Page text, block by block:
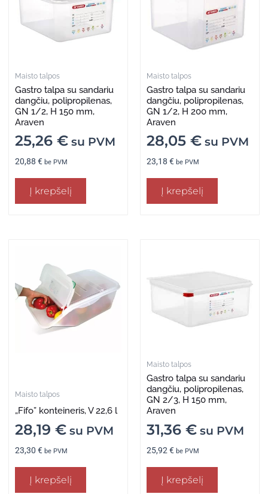
Maisto talpos
Gastro talpa su sandariu
dangčiu, polipropilenas,
GN 1/2, H 150 mm,
Araven
25,26 € su PVM
20,88 € be PVM
Į krepšelį
Maisto talpos
Gastro talpa su sandariu
dangčiu, polipropilenas,
GN 1/2, H 200 mm,
Araven
28,05 € su PVM
23,18 € be PVM
Į krepšelį
Maisto talpos
„Fifo” konteineris, V 22,6 l
28,19 € su PVM
23,30 € be PVM
Į krepšelį
Maisto talpos
Gastro talpa su sandariu
dangčiu, polipropilenas,
GN 2/3, H 150 mm,
Araven
31,36 € su PVM
25,92 € be PVM
Į krepšelį